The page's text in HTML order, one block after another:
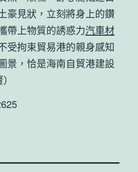
豪見狀，立刻將身上的鑽
帶上物質的誘惑力汽車材
受拘束貿易港的親身感知
景，恰是海南自貿港建設